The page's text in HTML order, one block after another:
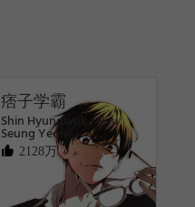
痞子学霸
Shin Hyungwuk / Ryu
Seung Yeon
2128万